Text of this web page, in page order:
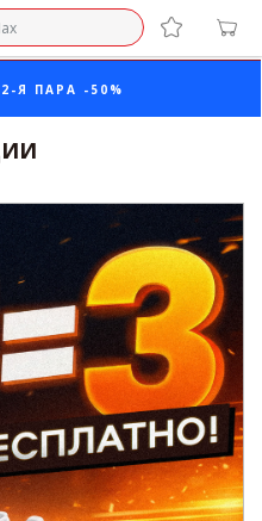
ОТ 1500₽⚡️
Я ПАРА -50%
⚡ ВАШ РАЗМЕР
🎁
ОТ 1500₽⚡️
Я ПАРА -50%